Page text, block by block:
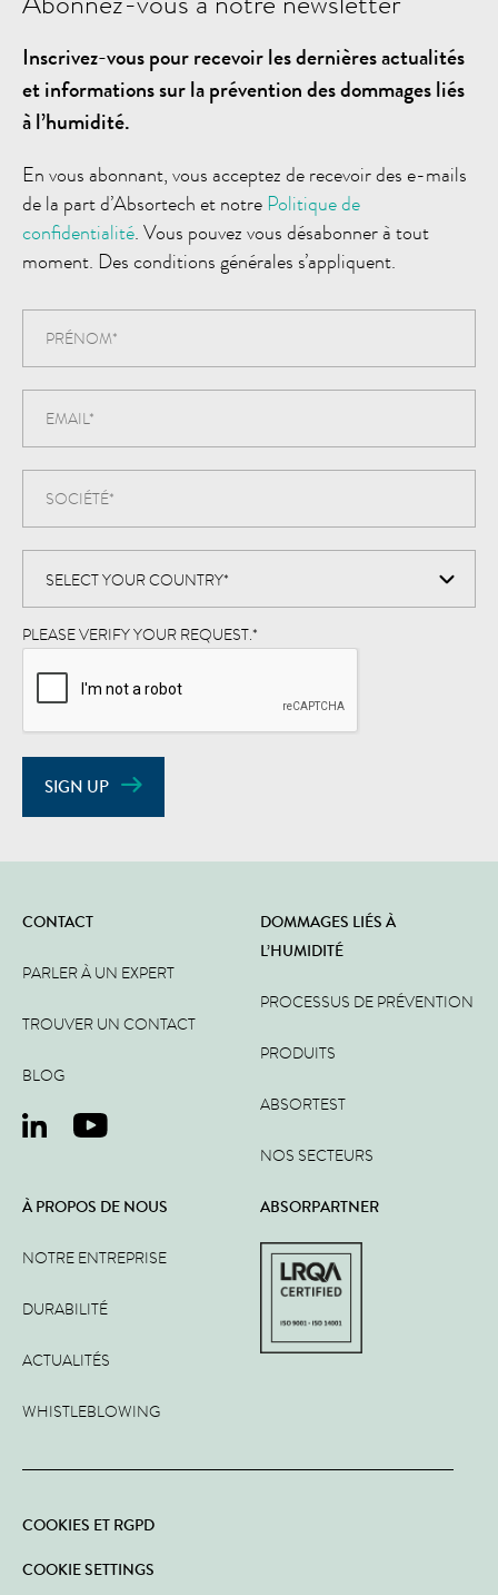
Inscrivez-vous pour recevoir les dernières actualités
et informations sur la prévention des dommages liés
à l’humidité.
En vous abonnant, vous acceptez de recevoir des e-mails
de la part d’Absortech et notre Politique de
confidentialité. Vous pouvez vous désabonner à tout
moment. Des conditions générales s’appliquent.
PLEASE VERIFY YOUR REQUEST.*
SIGN UP
CONTACT
PARLER À UN EXPERT
TROUVER UN CONTACT
BLOG
DOMMAGES LIÉS À
L’HUMIDITÉ
PROCESSUS DE PRÉVENTION
PRODUITS
ABSORTEST
NOS SECTEURS
À PROPOS DE NOUS
NOTRE ENTREPRISE
DURABILITÉ
ACTUALITÉS
WHISTLEBLOWING
ABSORPARTNER
COOKIES ET RGPD
COOKIE SETTINGS